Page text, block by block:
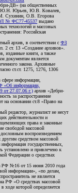
ДВ» (на общественных
Ю.Н. Юрьев, Ю.В. Ковалев,
Сухинин, О.В. Егорова
№ ФС77-45537 выдано
технологий и массовых
Российская
архив, в соответствии с ФЗ
п. 2 ст. 13 «Создание архивов».
изданные книги, а также
документам является
закона. Архивные
ст.ст. 1275, 1276, 1306
информации,
«Об информации,
от 27.07.06 г.) архив «Дебри-
за распространение
на основании ст.8 «Право на
редактор, журналист не несут
действительности и
права и законные
свободой массовой
воспроизведением
средством массовой
государственных,
установлено и привлечено к
Федерации о средствах
РФ №16 от 15 июня 2010 года
информации», «по делам,
не является
РФ «О средствах массовой
ходе которой определяется